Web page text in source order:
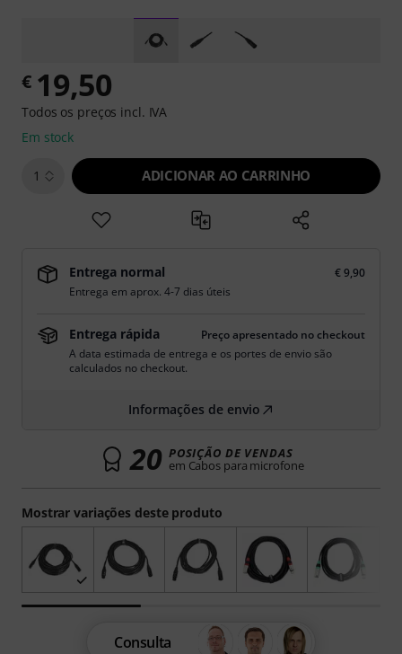
Mostrar variações deste produto
€ 19,50
Todos os preços incl. IVA
Em stock
1 ADICIONAR AO CARRINHO
Entrega normal
€ 9,90
Entrega em aprox. 4-7 dias úteis
Entrega rápida
Preço apresentado no checkout
A data estimada de entrega e os portes de envio são
calculados no checkout.
Informações de envio
20 POSIÇÃO DE VENDAS
em Cabos para microfone
Consulta